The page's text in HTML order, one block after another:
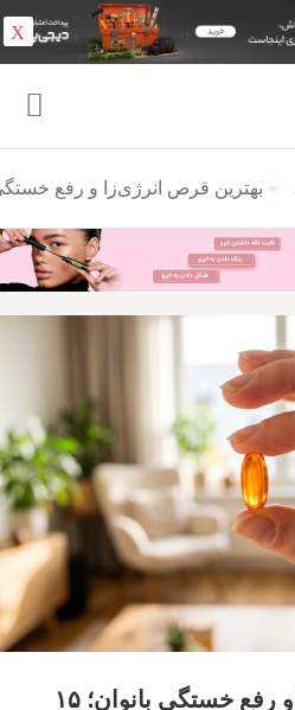
بهترین قرص انرژی‌زا و رفع خستگی بانوان؛ ۱۵ مکمل
بهترین قرص انرژی‌زا و رفع خستگی بانوان؛ ۱۵
X